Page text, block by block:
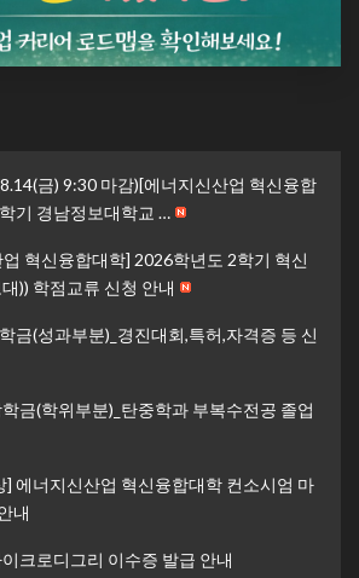
금) 9:30 마감)[에너지신산업 혁신융합
기 경남정보대학교 …
혁신융합대학] 2026학년도 2학기 혁신
)) 학점교류 신청 안내
금(성과부분)_경진대회,특허,자격증 등 신
금(학위부분)_탄중학과 부복수전공 졸업
] 에너지신산업 혁신융합대학 컨소시엄 마
내
크로디그리 이수증 발급 안내